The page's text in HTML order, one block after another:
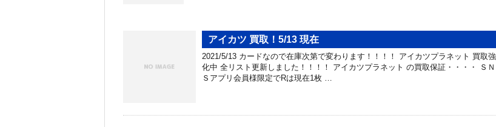
アイカツ 買取！5/13 現在
2021/5/13 カードなので在庫次第で変わります！！！！ アイカツプラネット 買取強
化中 全リスト更新しました！！！！ アイカツプラネット の買取保証・・・・ ＳＮ
Ｓアプリ会員様限定でRは現在1枚 …